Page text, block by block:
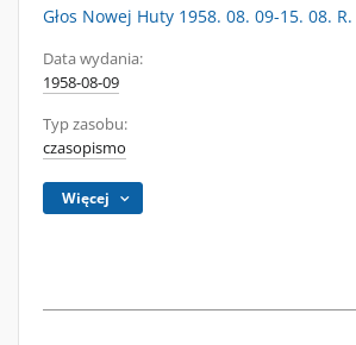
Głos Nowej Huty 1958. 08. 09-15. 08.
Data wydania:
1958-08-09
Typ zasobu:
czasopismo
Więcej